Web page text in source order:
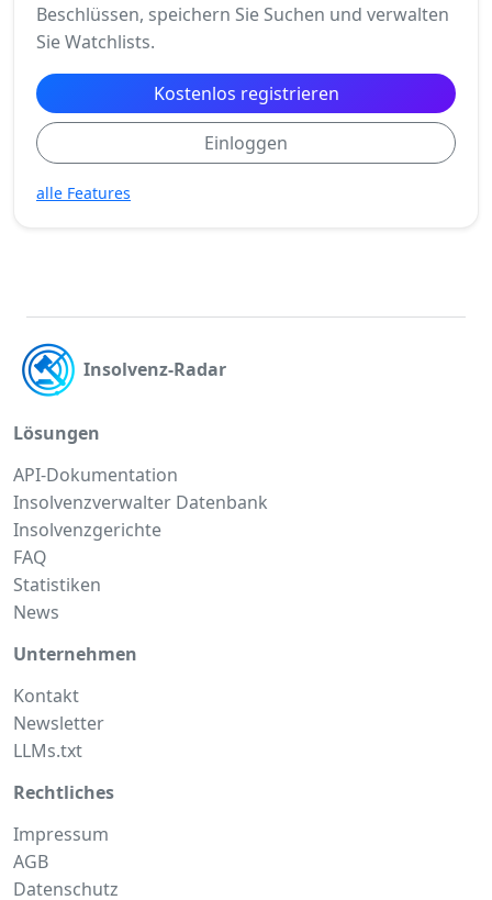
Beschlüssen, speichern Sie Suchen und verwalten
Sie Watchlists.
Kostenlos registrieren
Einloggen
alle Features
Insolvenz-Radar
Lösungen
API-Dokumentation
Insolvenzverwalter Datenbank
Insolvenzgerichte
FAQ
Statistiken
News
Unternehmen
Kontakt
Newsletter
LLMs.txt
Rechtliches
Impressum
AGB
Datenschutz